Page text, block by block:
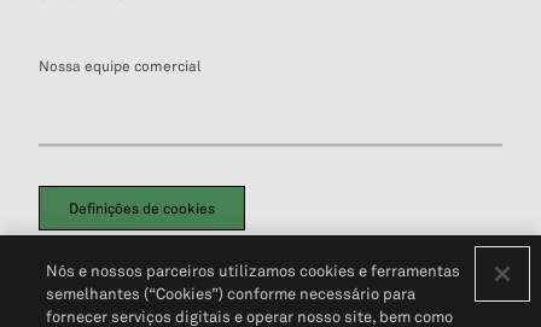
Nossa equipe comercial
Definições de cookies
Política de PrivacidadePortal de privacidade do cliente (em inglês)
Não Venda Minhas Informações Pessoais© 2026 S&P Global
Nós e nossos parceiros utilizamos cookies e ferramentas
semelhantes (“Cookies”) conforme necessário para
fornecer serviços digitais e operar nosso site, bem como